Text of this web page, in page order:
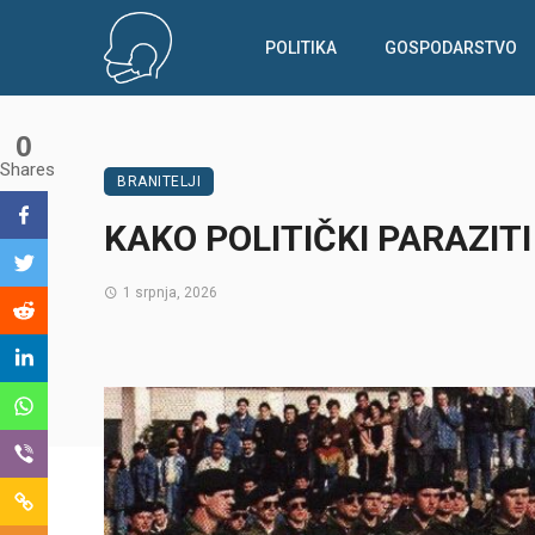
POLITIKA GOSPODARSTVO
BRANITELJI
KAKO POLITIČKI
1 srpnja, 2026
0
Shares